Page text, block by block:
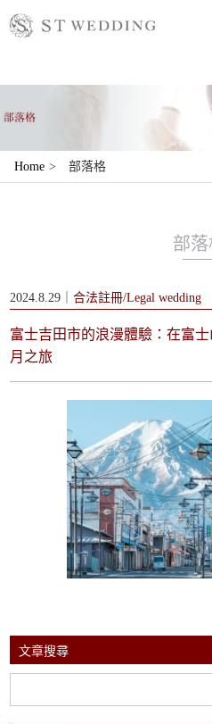
Home > 部落格
部落
2024.8.29｜合法註冊/Legal wedding
富士吉田市的浪漫體驗：在富
月之旅
文章搜尋